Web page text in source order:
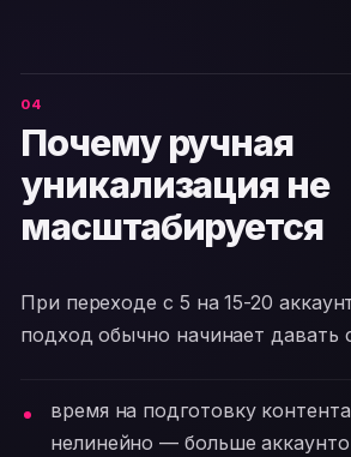
Почему ручная
уникализация не
масштабируется
При переходе с 5 на 15-20
подход обычно начинает давать
время на подготовку
нелинейно — больше